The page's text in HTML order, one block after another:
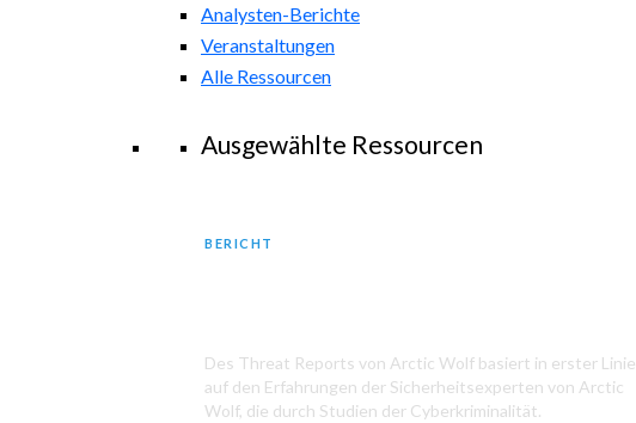
Analysten-Berichte
Veranstaltungen
Alle Ressourcen
Ausgewählte Ressourcen
BERICHT
Des Threat Reports von Arctic Wolf basiert in erster Linie
auf den Erfahrungen der Sicherheitsexperten von Arctic
Wolf, die durch Studien der Cyberkriminalität.